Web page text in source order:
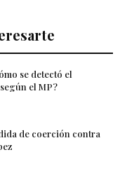
se detectó el
el MP?
de coerción contra